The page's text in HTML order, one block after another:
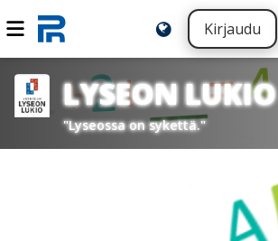
Kirjaudu
LYSEON LUKIO
"Lyseossa on sykettä."